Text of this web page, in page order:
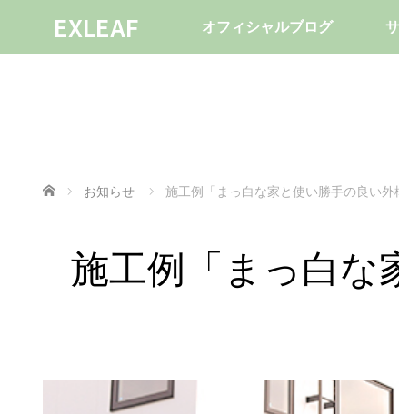
EXLEAF オフィシャルブログ
ホーム お知らせ 施工例「まっ白な家と使い勝手の良い外
施工例「まっ白な